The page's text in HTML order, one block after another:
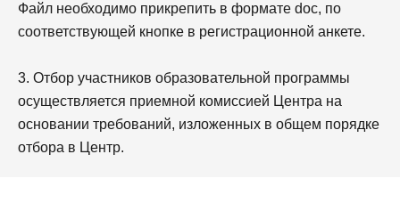
Файл необходимо прикрепить в формате doc, по
соответствующей кнопке в регистрационной анкете.
3. Отбор участников образовательной программы
осуществляется приемной комиссией Центра на
основании требований, изложенных в общем порядке
отбора в Центр.